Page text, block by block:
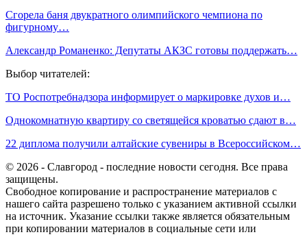
Сгорела баня двукратного олимпийского чемпиона по
фигурному…
Александр Романенко: Депутаты АКЗС готовы поддержать…
Выбор читателей:
ТО Роспотребнадзора информирует о маркировке духов и…
Однокомнатную квартиру со светящейся кроватью сдают в…
22 диплома получили алтайские сувениры в Всероссийском…
© 2026 - Славгород - последние новости сегодня. Все права
защищены.
Свободное копирование и распространение материалов с
нашего сайта разрешено только с указанием активной ссылки
на источник. Указание ссылки также является обязательным
при копировании материалов в социальные сети или